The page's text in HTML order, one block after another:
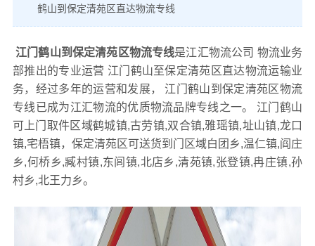
鹤山到保定清苑区直达物流专线
江门鹤山到保定清苑区物流专线是江汇物流公司 物流业务
部推出的专业运营 江门鹤山至保定清苑区直达物流运输业
务，经过多年的运营和发展， 江门鹤山到保定清苑区物流
专线已成为江汇物流的优质物流品牌专线之一。 江门鹤山
可上门取件区域鹤城镇,古劳镇,双合镇,雅瑶镇,址山镇,龙口
镇,宅梧镇，保定清苑区可送货到门区域白团乡,温仁镇,阎庄
乡,何桥乡,臧村镇,东闾镇,北店乡,清苑镇,张登镇,冉庄镇,孙
村乡,北王力乡。